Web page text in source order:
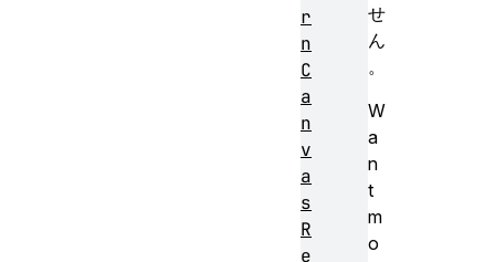
せ
ん
。
W
a
n
t
m
o
r
n
C
a
n
v
a
s
R
e